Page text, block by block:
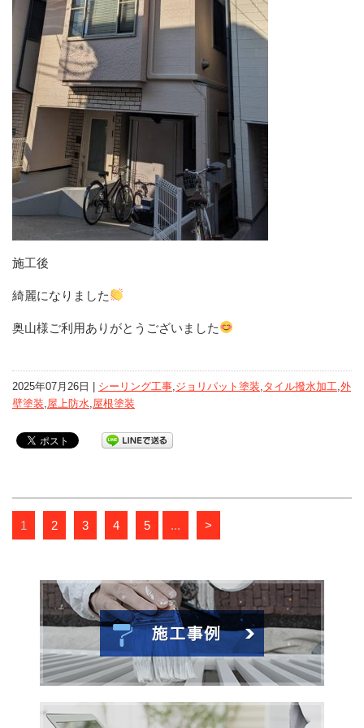
施工後
綺麗になりました
奥山様ご利用ありがとうございました
2025年07月26日 | シーリング工事 ジョリパット塗装 タイル撥水加工 外
壁塗装 屋上防水 屋根塗装
1 2 3 4 5 ... >